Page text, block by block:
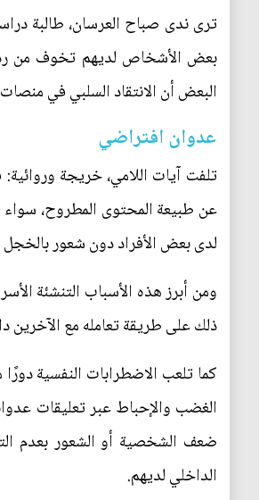
ترى ندى صباح العرسان، طالبة
بعض الأشخاص لديهم تخوف من
البعض أن الانتقاد السلبي في
عدوان افتراضي
تلفت آيات اللامي، خريجة
عن طبيعة المحتوى المطروح،
لدى بعض الأفراد دون شعور بالخجل
ومن أبرز هذه الأسباب التنشئة
ذلك على طريقة تعامله مع الآخرين
كما تلعب الاضطرابات النفسية
الغضب والإحباط عبر تعليقات
ضعف الشخصية أو الشعور بعدم
الداخلي لديهم.